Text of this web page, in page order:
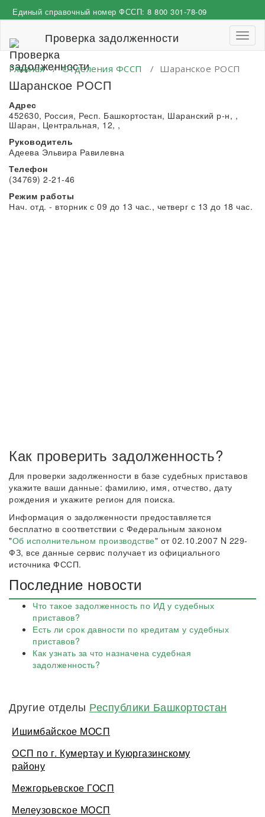
к
Единый справочный номер ФССП: 8 800 301-78-09
Проверка задолженности
Главная/Отделения ФССП / Шаранское РОСП
Шаранское РОСП
Адрес
452630, Россия, Респ. Башкортостан, Шаранский р-н, ,
Шаран, Центральная, 12, ,
Руководитель
Адеева Эльвира Равилевна
Телефон
(34769) 2-21-46
Режим работы
Нач. отд. - вторник с 09 до 13 час., четверг с 13 до 18 час.
Как проверить задолженность?
Для проверки задолженности в базе судебных приставов
укажите ваши данные: фамилию, имя, отчество, дату
рождения и укажите регион для поиска.
Информация о задолженности предоставляется
бесплатно в соответствии с Федеральным законом
"Об исполнительном производстве" от 02.10.2007 N 229-
ФЗ, все данные сервис получает из официального
источника ФССП.
Последние новости
Что такое задолженность по ИД у судебных
приставов?
Есть ли срок давности по кредитам у судебных
приставов?
Как узнать за что назначена судебная
задолженность?
Другие отделы Республики Башкортостан
Ишимбайское МОСП
ОСП по г. Кумертау и Куюргазинскому
району
Межгорьевское ГОСП
Мелеузовское МОСП